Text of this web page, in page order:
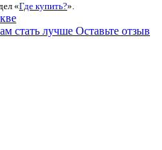
«Где купить?».
стать лучше Оставьте отзыв